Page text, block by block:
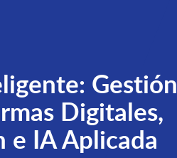
Gestión
Digitales,
IA Aplicada